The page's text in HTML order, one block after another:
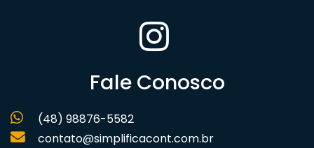
Fale Conosco
(48) 98876-5582
contato@simplificacont.com.br